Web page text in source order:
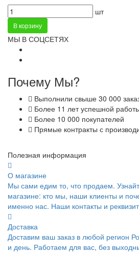
шт
В корзину
МЫ В СОЦСЕТЯХ
Почему Мы?
Выполнили свыше 30 000
Более 11 лет успешной
Более 10 000 покупателей
Прямые контракты с
Полезная информация
О магазине
Мы сами едим то, что продаем.
магазине: кто мы, наши клиенты и
именно нас. Наши контакты и
Доставка
Доставим ваш заказ в любой регион
и день. Работаем для вас, без